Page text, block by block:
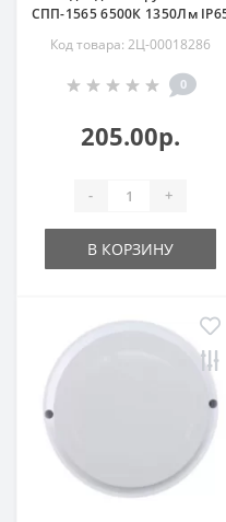
СПП-1565 6500К 1350Лм
Код товара: 2Ц-00018286
0
205.00р.
- +
В КОРЗИНУ